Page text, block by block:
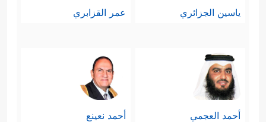
ياسين الجزائري عمر القزابري
أحمد العجمي أحمد نعينع